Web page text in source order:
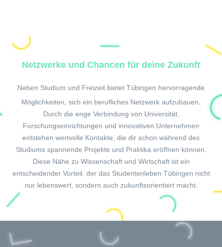
Netzwerke und Chancen für deine Zukunft
Neben Studium und Freizeit bietet Tübingen hervorragende
Möglichkeiten, sich ein berufliches Netzwerk aufzubauen.
Durch die enge Verbindung von Universität,
Forschungseinrichtungen und innovativen Unternehmen
entstehen wertvolle Kontakte, die dir schon während des
Studiums spannende Projekte und Praktika eröffnen können.
Diese Nähe zu Wissenschaft und Wirtschaft ist ein
entscheidender Vorteil, der das Studentenleben Tübingen nicht
nur lebenswert, sondern auch zukunftsorientiert macht.